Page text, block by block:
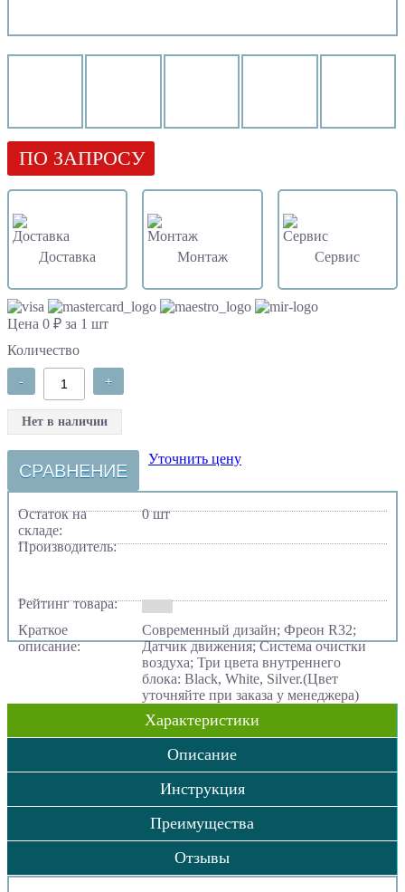
ПО ЗАПРОСУ
Доставка Монтаж Сервис
Цена 0 ₽ за 1 шт
Количество
- +
Нет в наличии
СРАВНЕНИЕ
Уточнить цену
Остаток на
складе:
0 шт
Производитель:
Рейтинг товара:
Краткое
описание:
Современный дизайн; Фреон R32;
Датчик движения; Система очистки
воздуха; Три цвета внутреннего
блока: Black, White, Silver.(Цвет
уточняйте при заказа у менеджера)
Характеристики
Описание
Инструкция
Преимущества
Отзывы